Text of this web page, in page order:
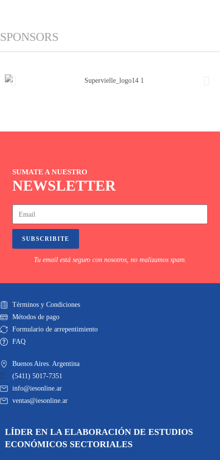
SPONSORS
SUMATE A NUESTRO
NEWSLETTER
SUBSCRIBITE
Tu email está seguro con nosotros, no realizamos spam.
Términos y Condiciones
Métodos de pago
Formulario de arrepentimiento
FAQ
Buenos Aires. Argentina
(5411) 5017-7351
info@iesonline.ar
ventas@iesonline.ar
LÍDER EN LA ELABORACIÓN DE ESTUDIOS
ECONÓMICOS SECTORIALES